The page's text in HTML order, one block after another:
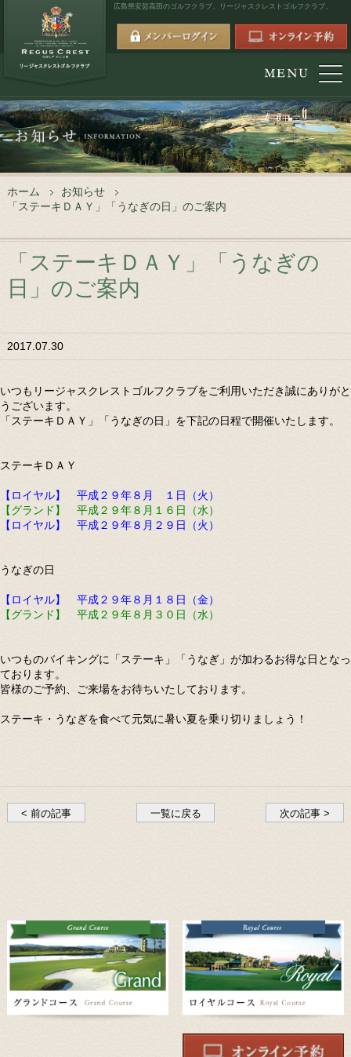
広島県安芸高田のゴルフクラブ、 リージャスクレストゴルフクラブ。
ホーム
お知らせ
「ステーキＤＡＹ」「うなぎの日」のご案内
「ステーキＤＡＹ」「うなぎの
日」のご案内
2017.07.30
いつもリージャスクレストゴルフクラブをご利用いただき誠にありがと
うございます。
「ステーキＤＡＹ」「うなぎの日」を下記の日程で開催いたします。
ステーキＤＡＹ
【ロイヤル】 平成２９年８月 １日（火）
【グランド】 平成２９年８月１６日（水）
【ロイヤル】 平成２９年８月２９日（火）
うなぎの日
【ロイヤル】 平成２９年８月１８日（金）
【グランド】 平成２９年８月３０日（水）
いつものバイキングに「ステーキ」「うなぎ」が加わるお得な日となっ
ております。
皆様のご予約、ご来場をお待ちいたしております。
ステーキ・うなぎを食べて元気に暑い夏を乗り切りましょう！
< 前の記事 一覧に戻る 次の記事 >